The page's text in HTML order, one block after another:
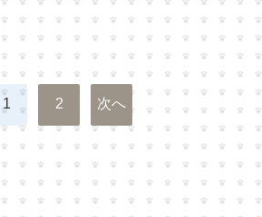
投
稿
の
ペ
1 2 次へ